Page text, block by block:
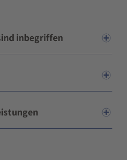
inbegriffen